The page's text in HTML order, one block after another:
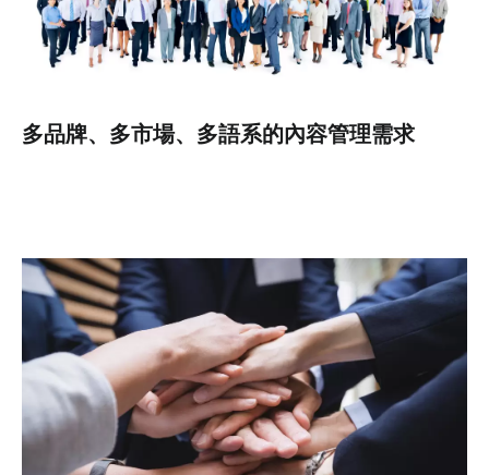
多品牌、多市場、多語系的內容管理需求